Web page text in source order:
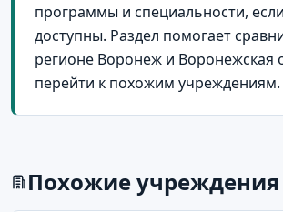
программы и специальности,
доступны. Раздел помогает
регионе Воронеж и Воронежская
перейти к похожим учреждениям.
Похожие учреждения